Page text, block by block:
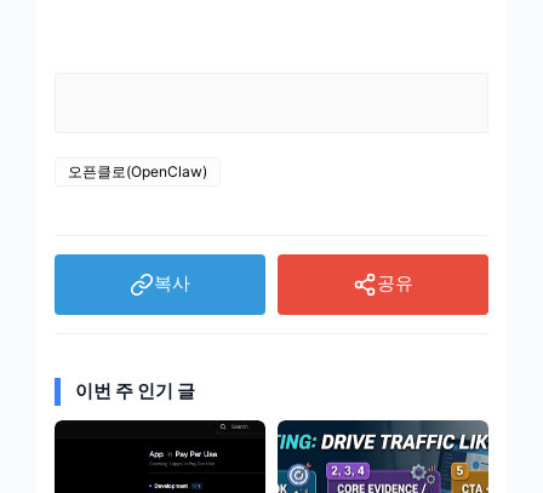
오픈클로(OpenClaw)
복사 공유
이번 주 인기 글